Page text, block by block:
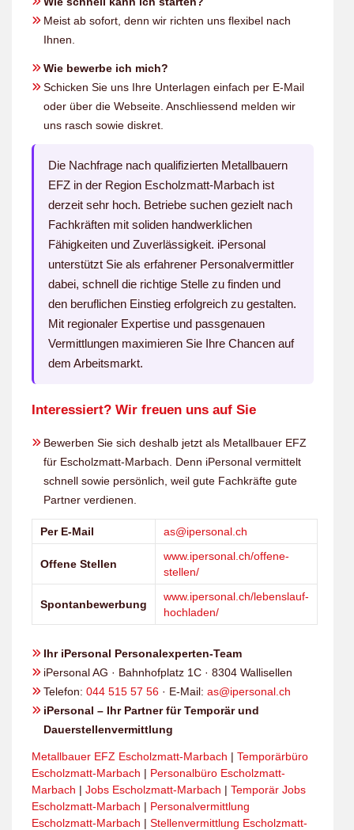
Meist ab sofort, denn wir richten uns flexibel nach
Ihnen.
Wie bewerbe ich mich?
Schicken Sie uns Ihre Unterlagen einfach per E-Mail
oder über die Webseite. Anschliessend melden wir
uns rasch sowie diskret.
Die Nachfrage nach qualifizierten Metallbauern
EFZ in der Region Escholzmatt-Marbach ist
derzeit sehr hoch. Betriebe suchen gezielt nach
Fachkräften mit soliden handwerklichen
Fähigkeiten und Zuverlässigkeit. iPersonal
unterstützt Sie als erfahrener Personalvermittler
dabei, schnell die richtige Stelle zu finden und
den beruflichen Einstieg erfolgreich zu gestalten.
Mit regionaler Expertise und passgenauen
Vermittlungen maximieren Sie Ihre Chancen auf
dem Arbeitsmarkt.
Interessiert? Wir freuen uns auf Sie
Bewerben Sie sich deshalb jetzt als Metallbauer EFZ
für Escholzmatt-Marbach. Denn iPersonal vermittelt
schnell sowie persönlich, weil gute Fachkräfte gute
Partner verdienen.
Per E-Mail as@ipersonal.ch
Offene Stellen
www.ipersonal.ch/offene-
stellen/
Spontanbewerbung
www.ipersonal.ch/lebenslauf-
hochladen/
Ihr iPersonal Personalexperten-Team
iPersonal AG · Bahnhofplatz 1C · 8304 Wallisellen
Telefon: 044 515 57 56 · E-Mail: as@ipersonal.ch
iPersonal – Ihr Partner für Temporär und
Dauerstellenvermittlung
Metallbauer EFZ Escholzmatt-Marbach | Temporärbüro
Escholzmatt-Marbach | Personalbüro Escholzmatt-
Marbach | Jobs Escholzmatt-Marbach | Temporär Jobs
Escholzmatt-Marbach | Personalvermittlung
Escholzmatt-Marbach | Stellenvermittlung Escholzmatt-